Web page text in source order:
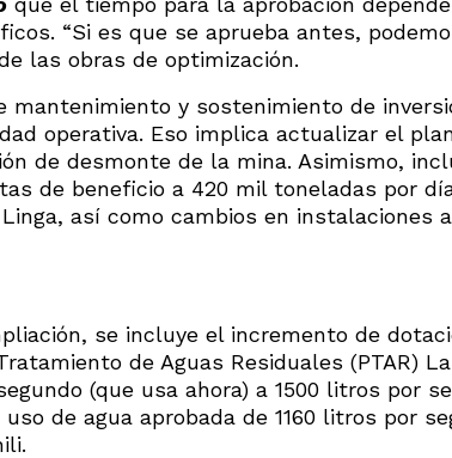
“Si es que se aprueba antes,
las obras de optimización.
mantenimiento y sostenimiento de
operativa. Eso implica actualizar el
de desmonte de la mina. Asimismo,
de beneficio a 420 mil toneladas por
así como cambios en instalaciones
se incluye el incremento de
de Aguas Residuales (PTAR)
(que usa ahora) a 1500 litros por
de agua aprobada de 1160 litros por